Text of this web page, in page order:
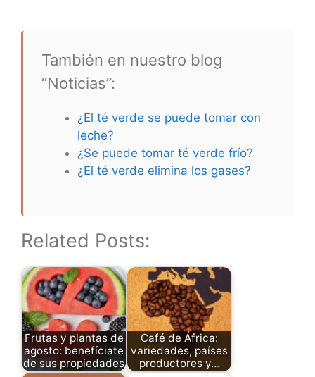
También en nuestro blog
“Noticias”:
¿El té verde se puede tomar con
leche?
¿Se puede tomar té verde frío?
¿El té verde elimina los gases?
Related Posts:
Frutas y plantas de
agosto: benefíciate
de sus propiedades
Café de África:
variedades, países
productores y…